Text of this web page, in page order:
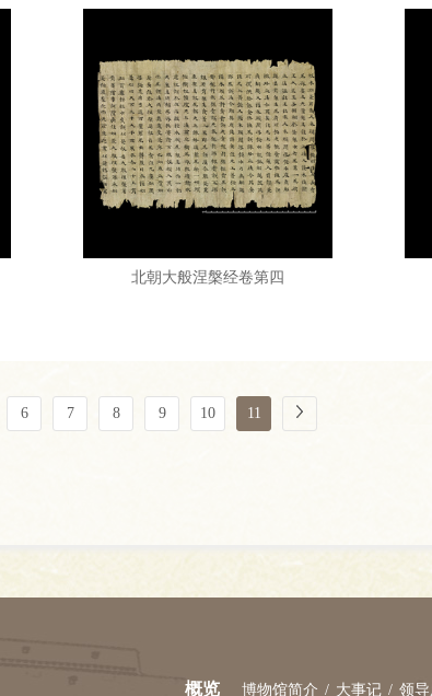
北朝大般涅槃经卷第四
6 7 8 9 10 11
概览 博物馆简介 / 大事记 / 领